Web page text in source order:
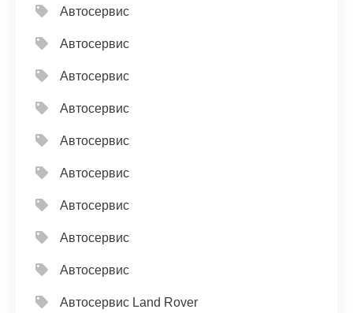
Автосервис
Автосервис
Автосервис
Автосервис
Автосервис
Автосервис
Автосервис
Автосервис
Автосервис
Автосервис Land Rover